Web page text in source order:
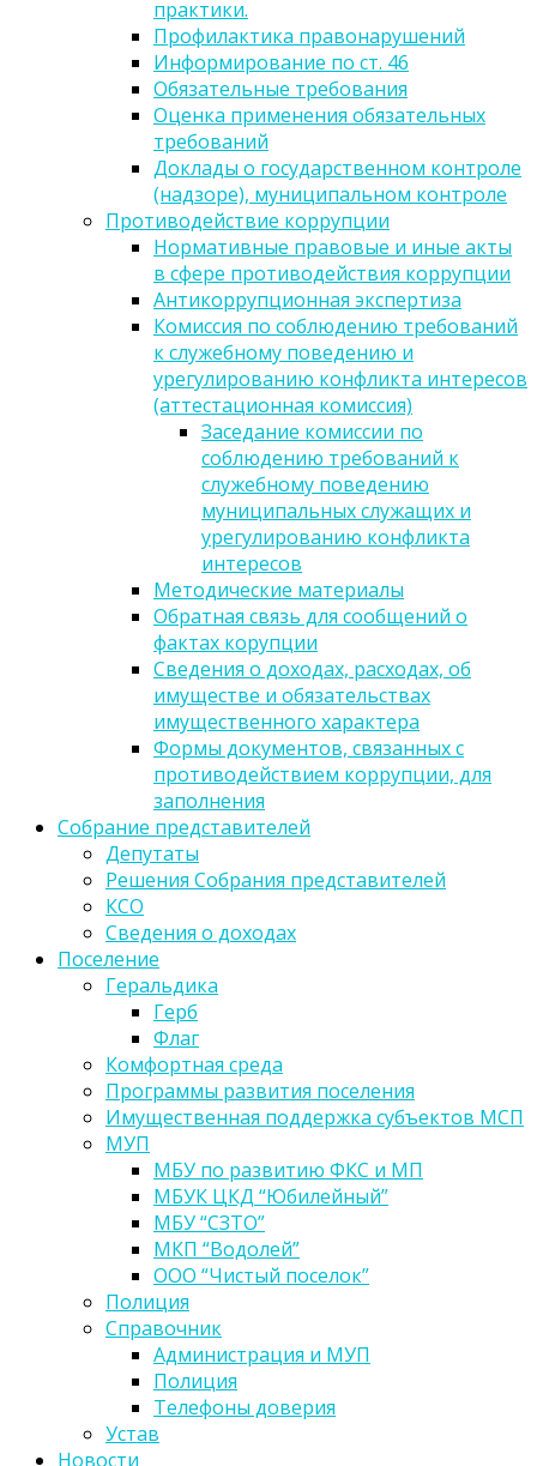
практики.
Профилактика правонарушений
Информирование по ст. 46
Обязательные требования
Оценка применения обязательных
требований
Доклады о государственном контроле
(надзоре), муниципальном контроле
Противодействие коррупции
Нормативные правовые и иные акты
в сфере противодействия коррупции
Антикоррупционная экспертиза
Комиссия по соблюдению требований
к служебному поведению и
урегулированию конфликта интересов
(аттестационная комиссия)
Заседание комиссии по
соблюдению требований к
служебному поведению
муниципальных служащих и
урегулированию конфликта
интересов
Методические материалы
Обратная связь для сообщений о
фактах корупции
Сведения о доходах, расходах, об
имуществе и обязательствах
имущественного характера
Формы документов, связанных с
противодействием коррупции, для
заполнения
Собрание представителей
Депутаты
Решения Собрания представителей
КСО
Сведения о доходах
Поселение
Геральдика
Герб
Флаг
Комфортная среда
Программы развития поселения
Имущественная поддержка субъектов МСП
МУП
МБУ по развитию ФКС и МП
МБУК ЦКД “Юбилейный”
МБУ “СЗТО”
МКП “Водолей”
ООО “Чистый поселок”
Полиция
Справочник
Администрация и МУП
Полиция
Телефоны доверия
Устав
Новости